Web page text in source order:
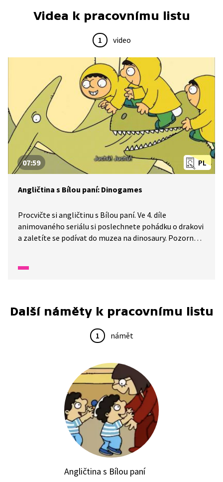
Videa k pracovnímu listu
1 video
PL
07:59
Angličtina s Bílou paní: Dinogames
Procvičte si angličtinu s Bílou paní. Ve 4. díle
animovaného seriálu si poslechnete pohádku o drakovi
a zaletíte se podívat do muzea na dinosaury. Pozorně
Další náměty k pracovnímu listu
1 námět
Angličtina s Bílou paní